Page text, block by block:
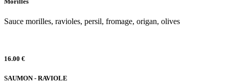
Sauce morilles, ravioles, persil, fromage, origan, olives
16.00 €
SAUMON - RAVIOLE